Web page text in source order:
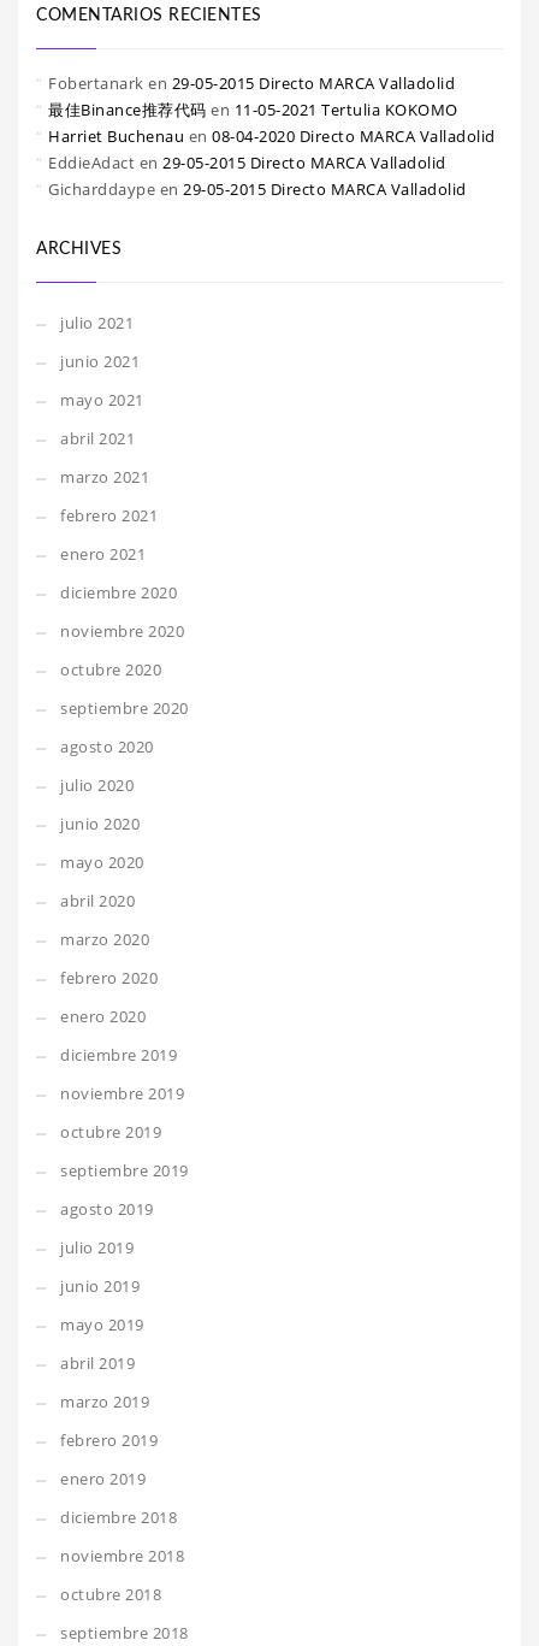
COMENTARIOS RECIENTES
Fobertanark en 29-05-2015 Directo MARCA Valladolid
最佳Binance推荐代码 en 11-05-2021 Tertulia KOKOMO
Harriet Buchenau en 08-04-2020 Directo MARCA Valladolid
EddieAdact en 29-05-2015 Directo MARCA Valladolid
Gicharddaype en 29-05-2015 Directo MARCA Valladolid
ARCHIVES
julio 2021
junio 2021
mayo 2021
abril 2021
marzo 2021
febrero 2021
enero 2021
diciembre 2020
noviembre 2020
octubre 2020
septiembre 2020
agosto 2020
julio 2020
junio 2020
mayo 2020
abril 2020
marzo 2020
febrero 2020
enero 2020
diciembre 2019
noviembre 2019
octubre 2019
septiembre 2019
agosto 2019
julio 2019
junio 2019
mayo 2019
abril 2019
marzo 2019
febrero 2019
enero 2019
diciembre 2018
noviembre 2018
octubre 2018
septiembre 2018